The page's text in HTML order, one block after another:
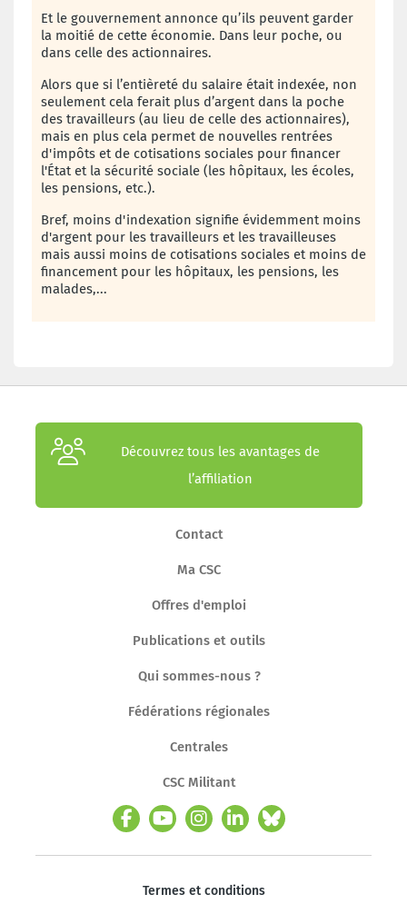
Et le gouvernement annonce qu’ils peuvent garder
la moitié de cette économie. Dans leur poche, ou
dans celle des actionnaires.
Alors que si l’entièreté du salaire était indexée, non
seulement cela ferait plus d’argent dans la poche
des travailleurs (au lieu de celle des actionnaires),
mais en plus cela permet de nouvelles rentrées
d'impôts et de cotisations sociales pour financer
l'État et la sécurité sociale (les hôpitaux, les écoles,
les pensions, etc.).
Bref, moins d'indexation signifie évidemment moins
d'argent pour les travailleurs et les travailleuses
mais aussi moins de cotisations sociales et moins de
financement pour les hôpitaux, les pensions, les
malades,...
Découvrez tous les avantages de
l’affiliation
Contact
Ma CSC
Offres d'emploi
Publications et outils
Qui sommes-nous ?
Fédérations régionales
Centrales
CSC Militant
Termes et conditions